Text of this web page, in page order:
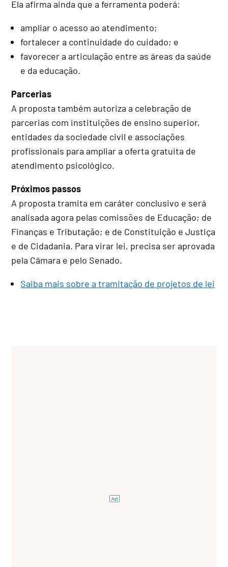
Ela afirma ainda que a ferramenta poderá:
ampliar o acesso ao atendimento;
fortalecer a continuidade do cuidado; e
favorecer a articulação entre as áreas da saúde
e da educação.
Parcerias
A proposta também autoriza a celebração de
parcerias com instituições de ensino superior,
entidades da sociedade civil e associações
profissionais para ampliar a oferta gratuita de
atendimento psicológico.
Próximos passos
A proposta tramita em caráter conclusivo e será
analisada agora pelas comissões de Educação; de
Finanças e Tributação; e de Constituição e Justiça
e de Cidadania. Para virar lei, precisa ser aprovada
pela Câmara e pelo Senado.
Saiba mais sobre a tramitação de projetos de lei